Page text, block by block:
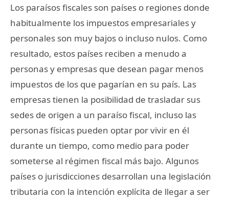
Los paraísos fiscales son países o regiones donde
habitualmente los impuestos empresariales y
personales son muy bajos o incluso nulos. Como
resultado, estos países reciben a menudo a
personas y empresas que desean pagar menos
impuestos de los que pagarían en su país. Las
empresas tienen la posibilidad de trasladar sus
sedes de origen a un paraíso fiscal, incluso las
personas físicas pueden optar por vivir en él
durante un tiempo, como medio para poder
someterse al régimen fiscal más bajo. Algunos
países o jurisdicciones desarrollan una legislación
tributaria con la intención explícita de llegar a ser